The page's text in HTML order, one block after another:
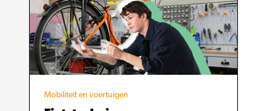
Mobiliteit en voertuigen